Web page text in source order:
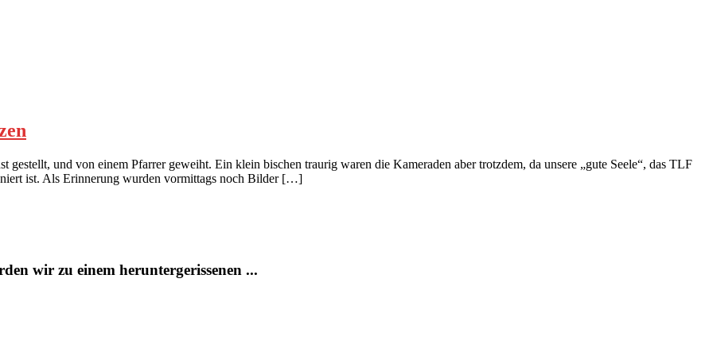
wir zu einem heruntergerissenen ...
und von einem Pfarrer geweiht. Ein klein bischen traurig waren die Kameraden aber trotzdem, da unsere „gute Seele“, das TLF
ist. Als Erinnerung wurden vormittags noch Bilder […]